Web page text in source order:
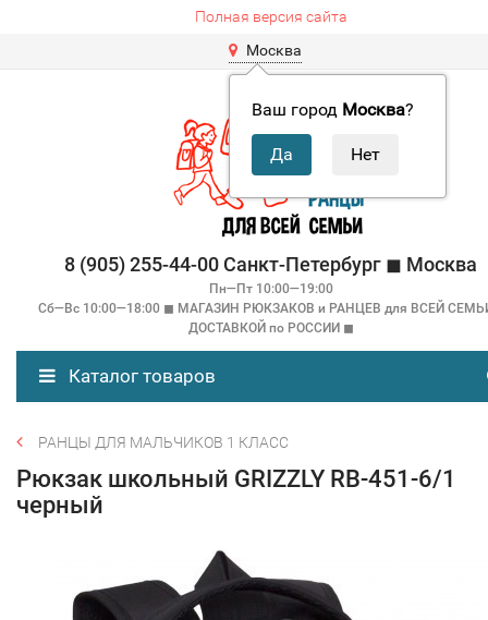
Полная версия сайта
Москва
Ваш город Москва?
8 (905) 255-44-00 Санкт-Петербург ◼ Москва
Пн—Пт 10:00—19:00
Сб—Вс 10:00—18:00 ◼ МАГАЗИН РЮКЗАКОВ и РАНЦЕВ для ВСЕЙ
ДОСТАВКОЙ по РОССИИ ◼
Каталог товаров
РАНЦЫ ДЛЯ МАЛЬЧИКОВ 1 КЛАСС
Рюкзак школьный GRIZZLY RB-451-6/1
черный